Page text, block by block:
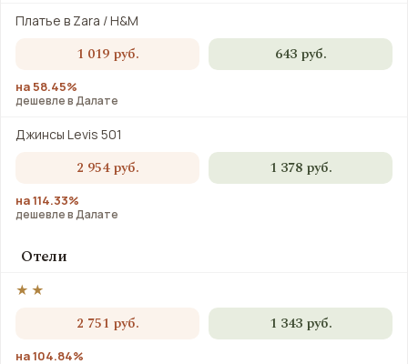
Платье в Zara / H&M
1 019 руб. 643 руб.
на 58.45%
дешевле в Далате
Джинсы Levis 501
2 954 руб. 1 378 руб.
на 114.33%
дешевле в Далате
Отели
★★
2 751 руб. 1 343 руб.
на 104.84%